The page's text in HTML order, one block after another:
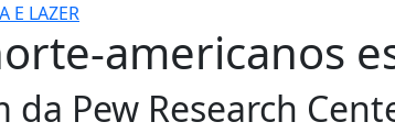
E LAZER
americanos
da Pew Research